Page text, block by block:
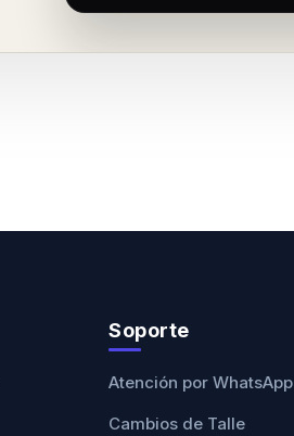
Soporte
Atención por WhatsApp
Cambios de Talle